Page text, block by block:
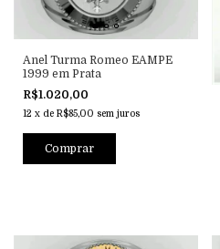
Anel Turma Romeo EAMPE
1999 em Prata
R$1.020,00
12 x de R$85,00 sem juros